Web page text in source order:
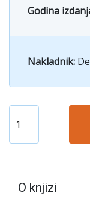
Godina
Nakladnik:
O knjizi